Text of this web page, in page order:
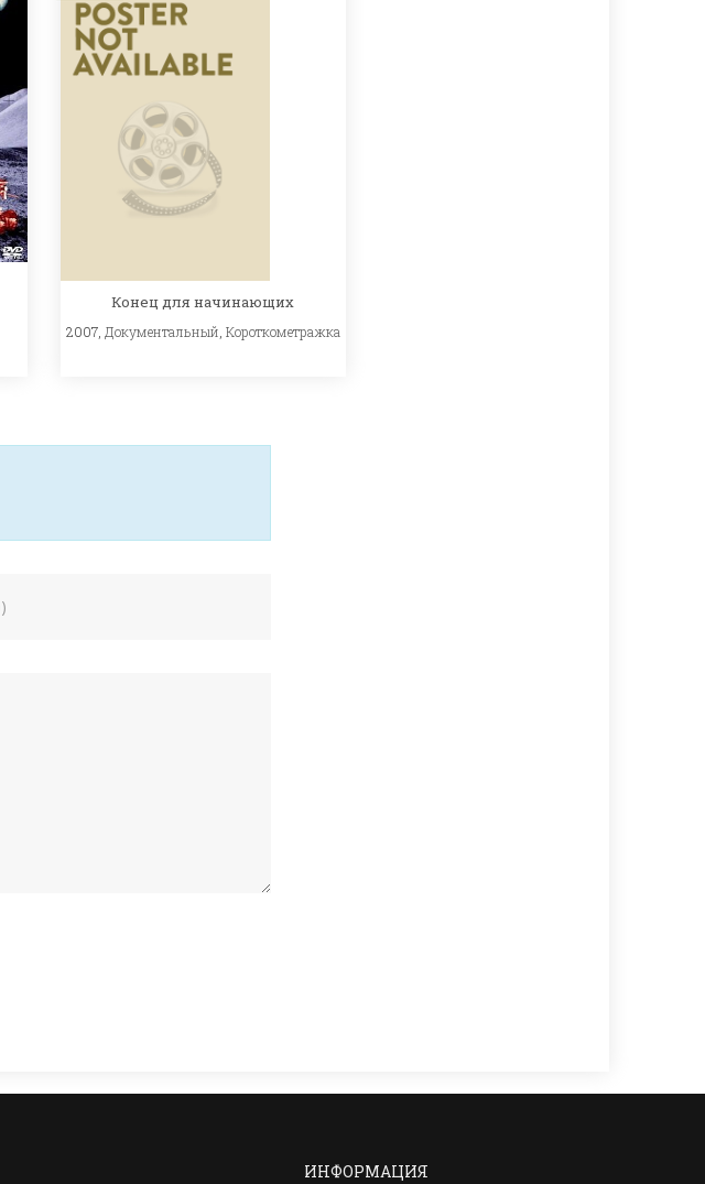
Конец для начинающих
2007, Документальный Короткометражка
ИНФОРМАЦИЯ